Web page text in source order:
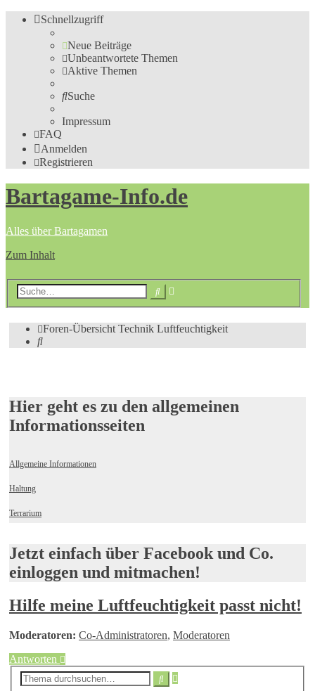
Schnellzugriff
Neue Beiträge
Unbeantwortete Themen
Aktive Themen
Suche
Impressum
FAQ
Anmelden
Registrieren
Bartagame-Info.de
Alles über Bartagamen
Zum Inhalt
Suche
Foren-Übersicht Technik Luftfeuchtigkeit
Suche
Hier geht es zu den allgemeinen
Informationsseiten
Allgemeine Informationen
Haltung
Terrarium
Jetzt einfach über Facebook und Co.
einloggen und mitmachen!
Hilfe meine Luftfeuchtigkeit passt nicht!
Moderatoren: Co-Administratoren, Moderatoren
Antworten
Suche